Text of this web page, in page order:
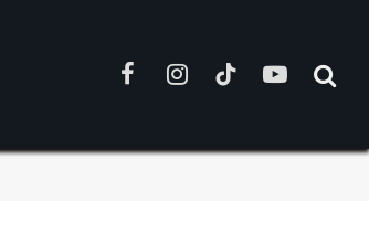
FacebookInstagramTikTokYouTube